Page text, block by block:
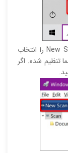
بعد از اجرا و باز شدن برنامه، در نوار ابزار گزینه New Scan را انتخاب
تنظیم شده. اگر